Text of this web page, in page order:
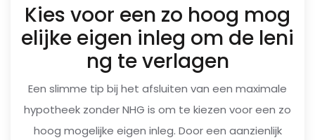
Kies voor een zo hoog mog
elijke eigen inleg om de leni
ng te verlagen
Een slimme tip bij het afsluiten van een maximale
hypotheek zonder NHG is om te kiezen voor een zo
hoog mogelijke eigen inleg. Door een aanzienlijk